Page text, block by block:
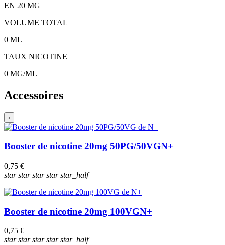
EN 20 MG
VOLUME TOTAL
0 ML
TAUX NICOTINE
0 MG/ML
Accessoires
‹
Booster de nicotine 20mg 50PG/50VGN+
0,75 €
starstarstarstarstar_half
Booster de nicotine 20mg 100VGN+
0,75 €
starstarstarstarstar_half